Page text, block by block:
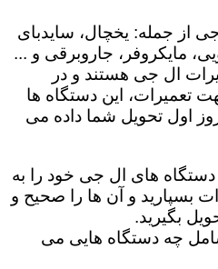
از جمله: یخچال، سایدبای
مایکروفر، جاروبرقی و ...
ال جی هستند و در
تعمیرات، این دستگاه ها
اول تحویل شما داده می
دستگاه های ال جی خود را به
بسپارید و آن ها را صحیح و
بگیرید.
چه دستگاه هایی می